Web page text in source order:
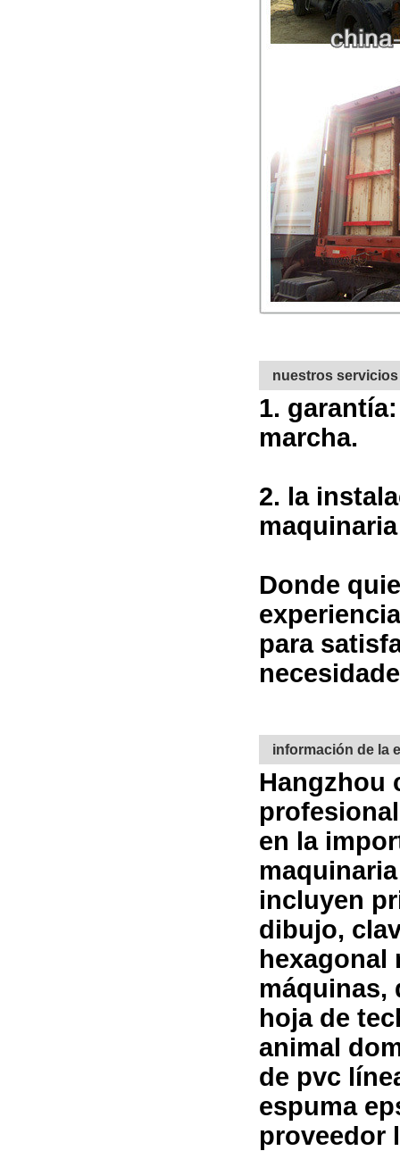
nuestros servicios
1.
marcha.
2. la
Donde
para
información de la
Hangzhou
en la
incluyen
dibujo,
hexagonal
máquinas,
hoja de
animal
de pvc
espuma
proveedor